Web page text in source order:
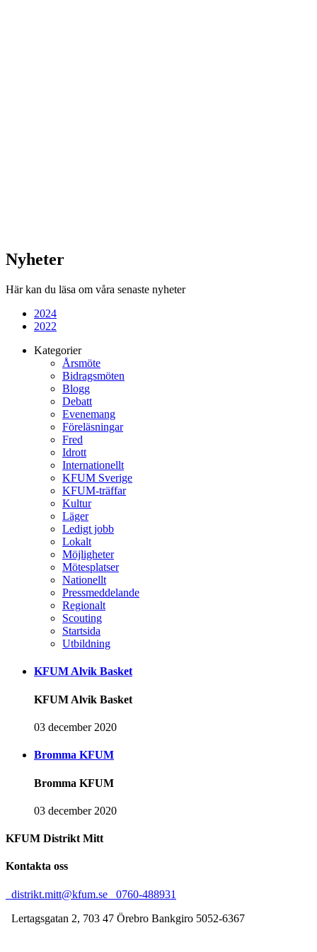
Nyheter
Här kan du läsa om våra senaste nyheter
2024
2022
Kategorier
Årsmöte
Bidragsmöten
Blogg
Debatt
Evenemang
Föreläsningar
Fred
Idrott
Internationellt
KFUM Sverige
KFUM-träffar
Kultur
Läger
Ledigt jobb
Lokalt
Möjligheter
Mötesplatser
Nationellt
Pressmeddelande
Regionalt
Scouting
Startsida
Utbildning
KFUM Alvik Basket
KFUM Alvik Basket
03 december 2020
Bromma KFUM
Bromma KFUM
03 december 2020
KFUM Distrikt Mitt
Kontakta oss
distrikt.mitt@kfum.se
0760-488931
Lertagsgatan 2, 703 47 Örebro Bankgiro 5052-6367